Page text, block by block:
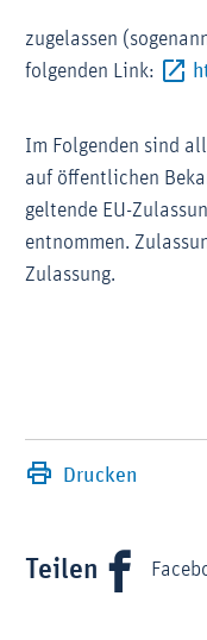
zugelassen
folgenden Link:
Im Folgenden sind
auf öffentlichen
geltende EU-
entnommen.
Zulassung.
Drucken
Teilen